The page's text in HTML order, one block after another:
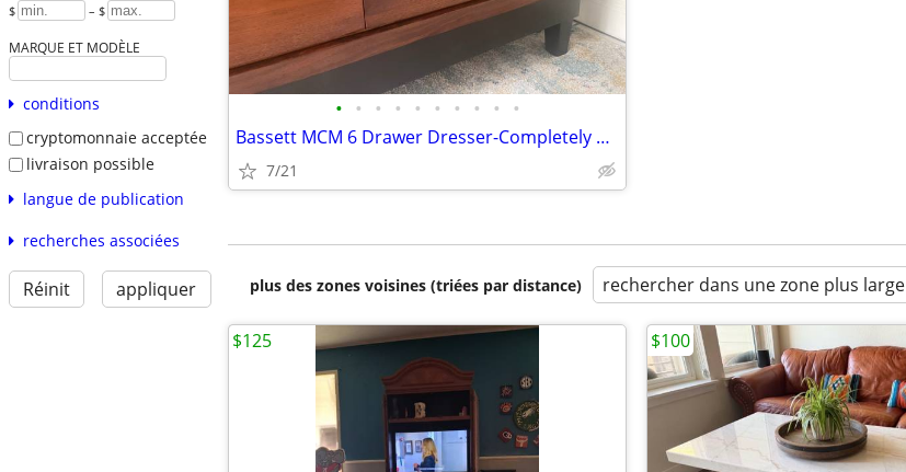
$ – $
MARQUE ET MODÈLE
conditions
cryptomonnaie acceptée
livraison possible
langue de publication
recherches associées
Réinit appliquer
• • • • • • • • • •
Bassett MCM 6 Drawer Dresser-Completely Refurbished
7/21
plus des zones voisines (triées par distance) rechercher dans une zone plus large
$125 $100